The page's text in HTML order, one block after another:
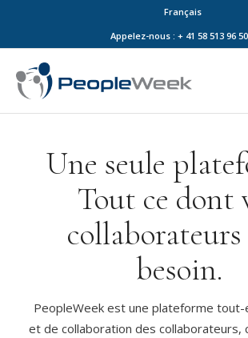
Français
Appelez-nous : + 41 58 513 96 50
Une seule
Tout ce dont
besoin.
PeopleWeek est une plateforme tout-
et de collaboration des collaborateurs,